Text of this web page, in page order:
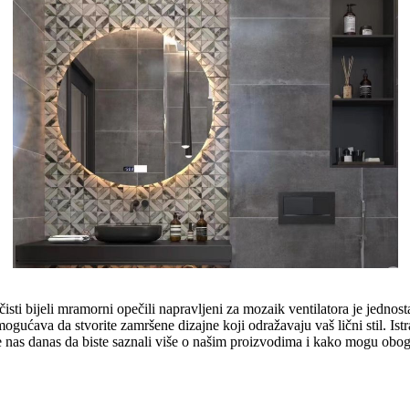
bijeli mramorni opečili napravljeni za mozaik ventilatora je
da stvorite zamršene dizajne koji odražavaju vaš lični stil.
danas da biste saznali više o našim proizvodima i kako mogu